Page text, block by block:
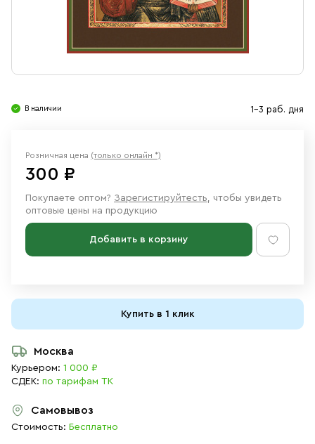
В наличии 1-3 раб. дня
Розничная цена (только онлайн *)
300 ₽
Покупаете оптом? Зарегистируйтесть, чтобы увидеть
оптовые цены на продукцию
Добавить в корзину
Купить в 1 клик
Москва
Курьером: 1 000 ₽
СДЕК: по тарифам ТК
Самовывоз
Стоимость: Бесплатно